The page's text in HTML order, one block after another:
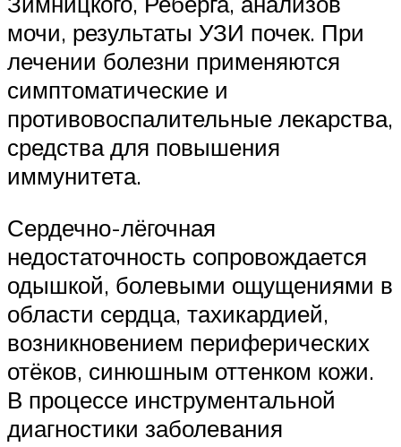
мочи, результаты УЗИ почек. При
лечении болезни применяются
симптоматические и
противовоспалительные лекарства,
средства для повышения
иммунитета.
Сердечно-лёгочная
недостаточность сопровождается
одышкой, болевыми ощущениями в
области сердца, тахикардией,
возникновением периферических
отёков, синюшным оттенком кожи.
В процессе инструментальной
диагностики заболевания